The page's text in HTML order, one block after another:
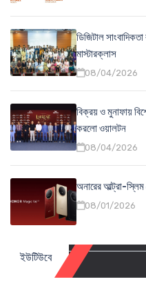
ডিজিটাল
মাস্টারক্লাস
08/04/2026
বিক্রয় ও মুনাফায়
করলো ওয়ালটন
08/04/2026
অনারের আল্ট্রা-স্লিম
08/01/2026
ইউটিউবে